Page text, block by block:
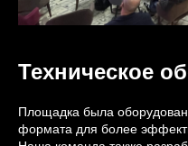
Техническое
Площадка была
формата для более